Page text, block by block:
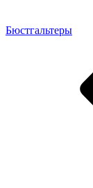
Бюстгальтеры